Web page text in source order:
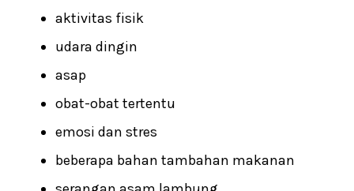
aktivitas fisik
udara dingin
asap
obat-obat tertentu
emosi dan stres
beberapa bahan tambahan makanan